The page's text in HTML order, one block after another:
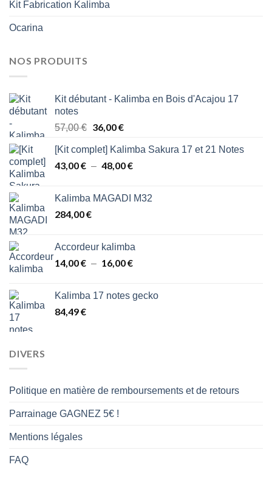
Kit Fabrication Kalimba
Ocarina
NOS PRODUITS
Kit débutant - Kalimba en Bois d'Acajou 17
notes
57,00€ Le
initial
était :
36,00€Le
actuel
est :
[Kit complet] Kalimba Sakura 17 et 21 Notes
43,00€ – 48,00€Plage
43,00 €
Kalimba MAGADI M32
284,00€
Accordeur kalimba
14,00€ – 16,00€Plage
14,00 €
Kalimba 17 notes gecko
84,49€
DIVERS
Politique en matière de remboursements et de retours
Parrainage GAGNEZ 5€ !
Mentions légales
FAQ